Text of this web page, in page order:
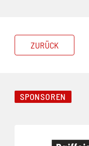
ZURÜCK
SPONSOREN